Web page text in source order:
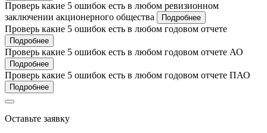
Проверь какие 5 ошибок есть в любом ревизионном
заключении акционерного общества
Подробнее
Проверь какие 5 ошибок есть в любом годовом отчете
Подробнее
Проверь какие 5 ошибок есть в любом годовом отчете АО
Подробнее
Проверь какие 5 ошибок есть в любом годовом отчете ПАО
Подробнее
Оставьте заявку